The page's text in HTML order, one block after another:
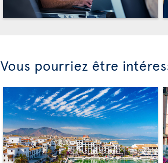
Vous pourriez être